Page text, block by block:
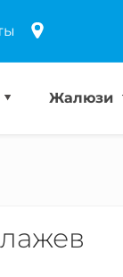
Жалюзи